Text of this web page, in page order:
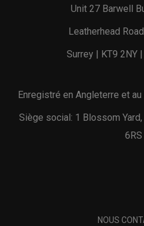
Unit 27 Barwell
Leatherhead
Surrey | KT9 2NY
Enregistré en Angleterre et
Siège social: 1 Blossom Yard,
6RS
NOUS